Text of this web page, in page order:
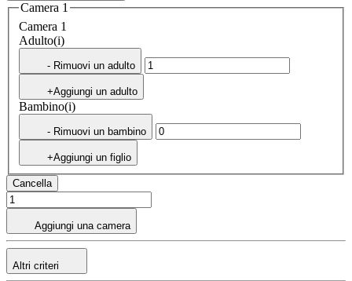
Camera 1
Camera 1
Adulto(i)
- Rimuovi un adulto
+Aggiungi un adulto
Bambino(i)
- Rimuovi un bambino
+Aggiungi un figlio
Cancella
Aggiungi una camera
Altri criteri